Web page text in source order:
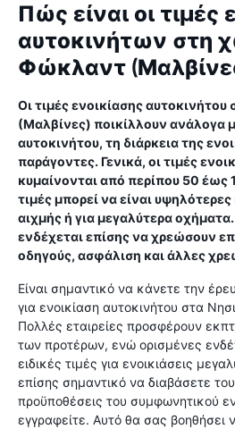
Πώς είναι οι τιμές
αυτοκινήτων στη
Φώκλαντ
Οι τιμές ενοικίασης
(Μαλβίνες) ποικίλλουν ανάλογα
αυτοκινήτου, τη διάρκεια της
παράγοντες. Γενικά, οι τιμές
κυμαίνονται από περίπου 50 έως
τιμές μπορεί να είναι
αιχμής ή για μεγαλύτερα
ενδέχεται επίσης να χρεώσουν
οδηγούς, ασφάλιση και άλλες
Είναι σημαντικό να κάνετε την
για ενοικίαση αυτοκινήτου στα
Πολλές εταιρείες προσφέρουν
των προτέρων, ενώ ορισμένες
ειδικές τιμές για ενοικιάσεις
επίσης σημαντικό να διαβάσετε
προϋποθέσεις του συμφωνητικού
εγγραφείτε. Αυτό θα σας βοηθήσει